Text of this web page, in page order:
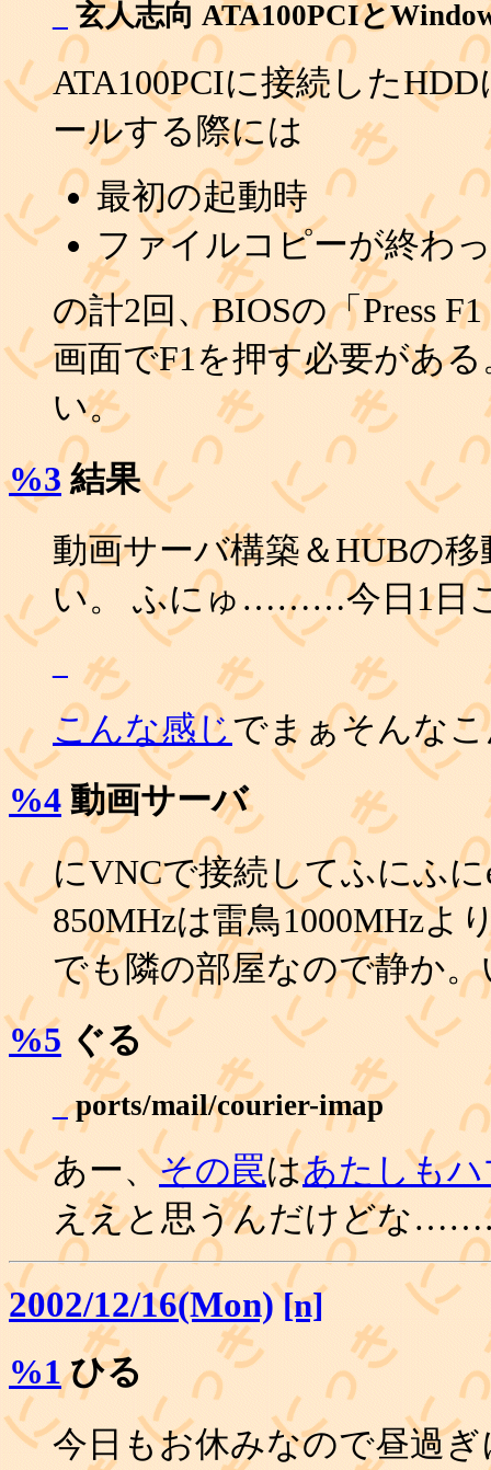
玄人志向 ATA100PCIと
ATA100PCIに接続した
ールする際には
最初の起動時
ファイルコピーが終わ
の計2回、BIOSの「Press
画面でF1を押す必要があ
い。
%3 結果
動画サーバ構築＆HUBの
い。 ふにゅ………今日1日
こんな感じでまぁそんな
%4 動画サーバ
にVNCで接続してふにふ
850MHzは雷鳥1000MHzよ
でも隣の部屋なので静か
%5 ぐる
_ports/mail/courier-imap
あー、その罠はあたしも
ええと思うんだけどな
2002/12/16(Mon) [n]
%1ひる
今日もお休みなので昼過